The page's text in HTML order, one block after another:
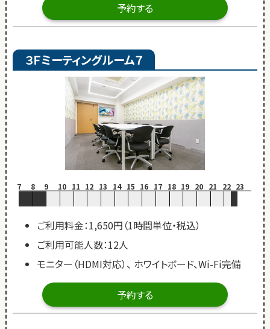
予約する
３Ｆミーティングルーム７
7 8 9 10 11 12 13 14 15 16 17 18 19 20 21 22 23
ご利用料金：1,650円（1時間単位・税込）
ご利用可能人数：12人
モニター（HDMI対応）、 ホワイトボード、Wi-Fi完備
予約する